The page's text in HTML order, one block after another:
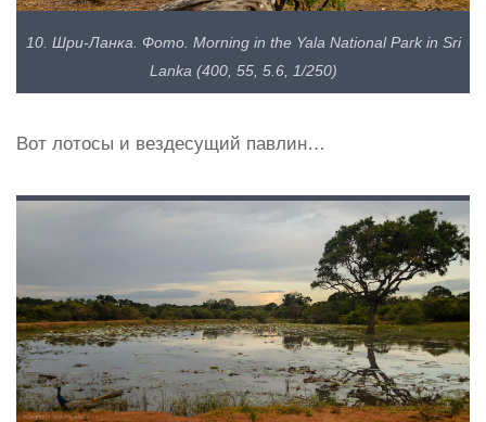
10. Шри-Ланка. Фото. Morning in the Yala National Park in Sri
Lanka (400, 55, 5.6, 1/250)
Вот лотосы и вездесущий павлин…